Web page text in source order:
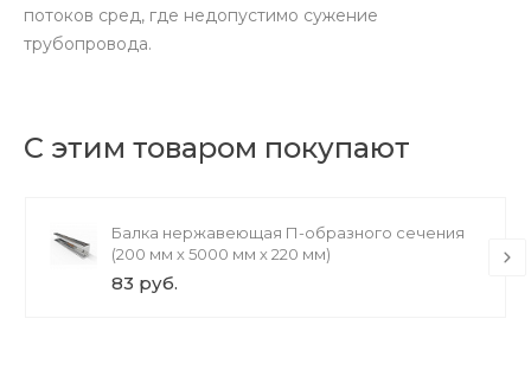
потоков сред, где недопустимо сужение
трубопровода.
С этим товаром покупают
Балка нержавеющая П-образного сечения
(200 мм х 5000 мм х 220 мм)
83 руб.